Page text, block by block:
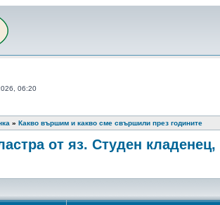
06:20
» Какво вършим и какво сме свършили през годините
от яз. Студен